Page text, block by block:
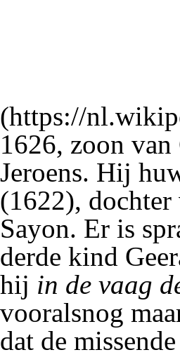
1626, zoon van
Jeroens. Hij
(1622), dochter
Sayon. Er is
derde kind
hij in de vaag
vooralsnog
dat de